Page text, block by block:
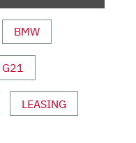
BMW
LEASING